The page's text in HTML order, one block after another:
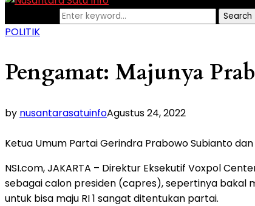
Search
POLITIK
Pengamat: Majunya
by nusantarasatuinfoAgustus 24, 2022
Ketua Umum Partai Gerindra Prabowo Subianto
NSI.com, JAKARTA – Direktur Eksekutif Voxpol
sebagai calon presiden (capres), sepertinya bakal
untuk bisa maju RI 1 sangat ditentukan partai.